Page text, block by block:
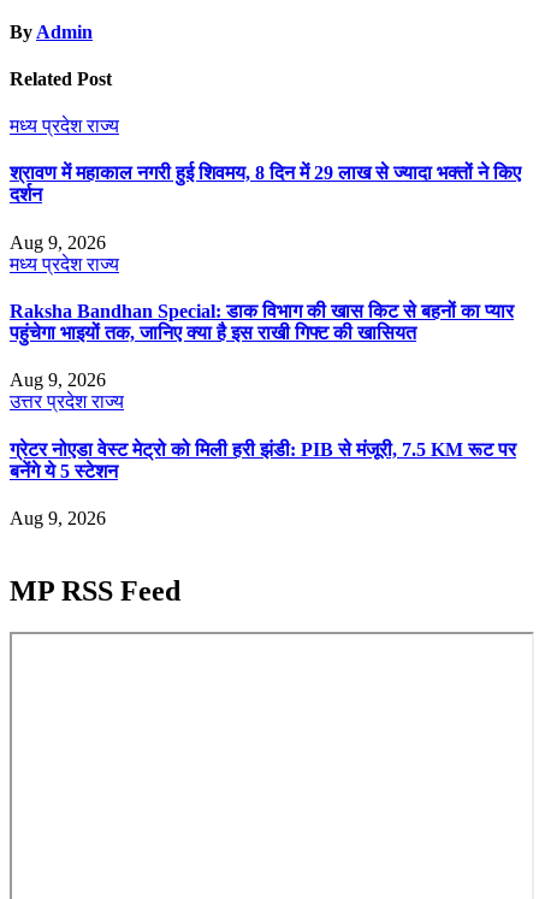
By Admin
Related Post
मध्य प्रदेशराज्य
श्रावण में महाकाल नगरी हुई शिवमय, 8 दिन में 29 लाख से ज्यादा भक्तों ने किए
दर्शन
Aug 9, 2026
मध्य प्रदेशराज्य
Raksha Bandhan Special: डाक विभाग की खास किट से बहनों का प्यार
पहुंचेगा भाइयों तक, जानिए क्या है इस राखी गिफ्ट की खासियत
Aug 9, 2026
उत्तर प्रदेशराज्य
ग्रेटर नोएडा वेस्ट मेट्रो को मिली हरी झंडी: PIB से मंजूरी, 7.5 KM रूट पर
बनेंगे ये 5 स्टेशन
Aug 9, 2026
MP RSS Feed